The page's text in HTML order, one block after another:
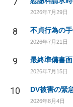
2026年7月29日
8 不貞行為の
2026年7月21日
9 最終準備書
2026年7月15日
10 DV被害の緊
2026年8月4日